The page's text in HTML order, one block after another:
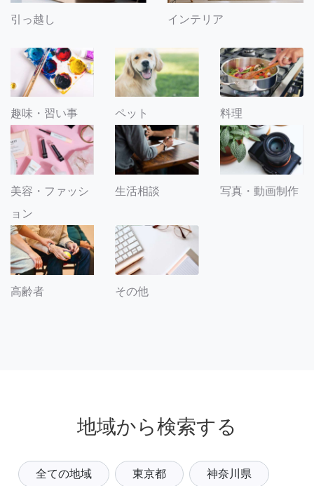
引っ越し インテリア
趣味・習い事 ペット 料理
美容・ファッシ
ョン
生活相談 写真・動画制作
高齢者 その他
地域から検索する
全ての地域 東京都 神奈川県